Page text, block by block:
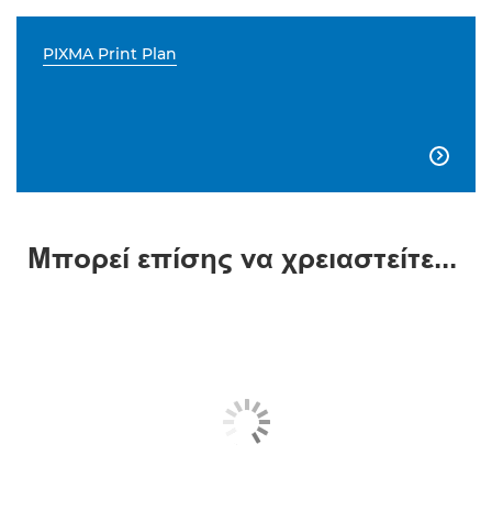
PIXMA Print Plan

Μπορεί επίσης να χρειαστείτε...